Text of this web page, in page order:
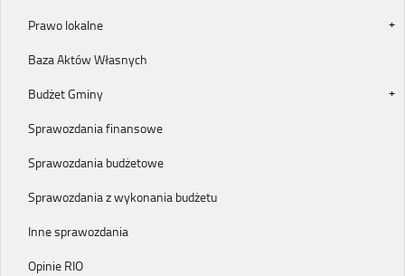
Prawo lokalne
Baza Aktów Własnych
Budżet Gminy
Sprawozdania finansowe
Sprawozdania budżetowe
Sprawozdania z wykonania budżetu
Inne sprawozdania
Opinie RIO